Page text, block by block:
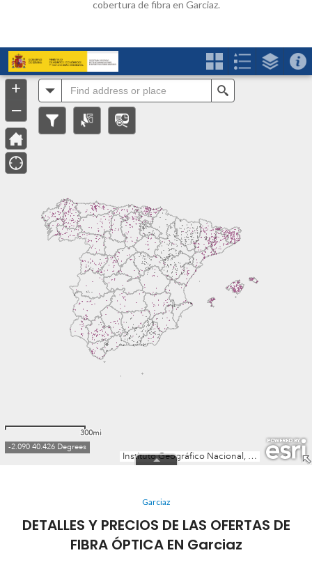
cobertura de fibra en Garciaz.
Garciaz
DETALLES Y PRECIOS DE LAS OFERTAS DE
FIBRA ÓPTICA EN Garciaz